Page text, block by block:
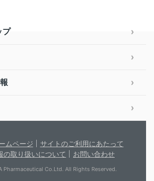
プ
ムページ
サイトのご利用にあたって
の取り扱いについて
お問い合わせ
Pharmaceutical Co.Ltd. All Rights Reserved.